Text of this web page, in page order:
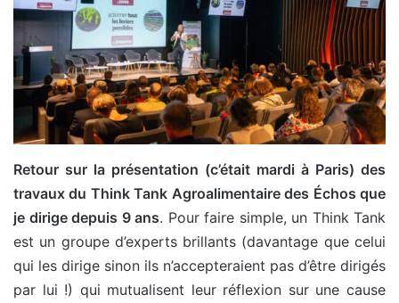
Retour sur la présentation (c’était mardi à Paris) des
travaux du Think Tank Agroalimentaire des Échos que
je dirige depuis 9 ans. Pour faire simple, un Think Tank
est un groupe d’experts brillants (davantage que celui
qui les dirige sinon ils n’accepteraient pas d’être dirigés
par lui !) qui mutualisent leur réflexion sur une cause